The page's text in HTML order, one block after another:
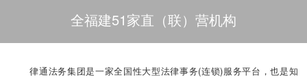
全福建51家直（联）营机构
律通法务集团是一家全国性大型法律事务(连锁)服务平台，也是知